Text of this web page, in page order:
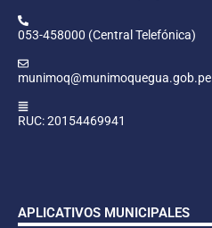
053-458000 (Central Telefónica)
munimoq@munimoquegua.gob.pe
RUC: 20154469941
APLICATIVOS MUNICIPALES